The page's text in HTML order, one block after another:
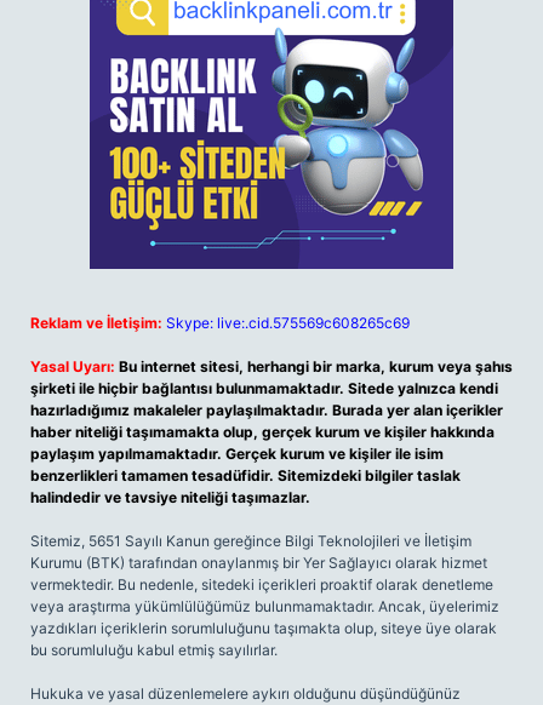
Reklam ve İletişim: Skype: live:.cid.575569c608265c69
Yasal Uyarı: Bu internet sitesi, herhangi bir marka, kurum veya şahıs
şirketi ile hiçbir bağlantısı bulunmamaktadır. Sitede yalnızca kendi
hazırladığımız makaleler paylaşılmaktadır. Burada yer alan içerikler
haber niteliği taşımamakta olup, gerçek kurum ve kişiler hakkında
paylaşım yapılmamaktadır. Gerçek kurum ve kişiler ile isim
benzerlikleri tamamen tesadüfidir. Sitemizdeki bilgiler taslak
halindedir ve tavsiye niteliği taşımazlar.
Sitemiz, 5651 Sayılı Kanun gereğince Bilgi Teknolojileri ve İletişim
Kurumu (BTK) tarafından onaylanmış bir Yer Sağlayıcı olarak hizmet
vermektedir. Bu nedenle, sitedeki içerikleri proaktif olarak denetleme
veya araştırma yükümlülüğümüz bulunmamaktadır. Ancak, üyelerimiz
yazdıkları içeriklerin sorumluluğunu taşımakta olup, siteye üye olarak
bu sorumluluğu kabul etmiş sayılırlar.
Hukuka ve yasal düzenlemelere aykırı olduğunu düşündüğünüz